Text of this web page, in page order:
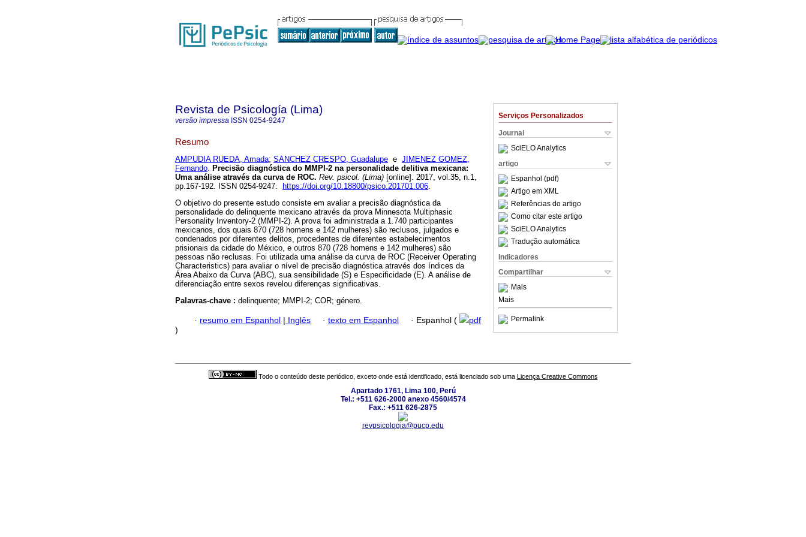
Serviços Personalizados
Journal
SciELO Analytics
artigo
Espanhol (pdf)
Artigo em XML
Referências do artigo
Como citar este artigo
SciELO Analytics
Tradução automática
Indicadores
Compartilhar
Mais
Mais
Permalink
Revista de Psicología (Lima)
versão impressa ISSN 0254-9247
Resumo
AMPUDIA RUEDA, Amada; SANCHEZ CRESPO, Guadalupe e JIMENEZ GOMEZ,
Fernando. Precisão diagnóstica do MMPI-2 na personalidade delitiva mexicana:
Uma análise através da curva de ROC. Rev. psicol. (Lima) [online]. 2017, vol.35, n.1,
pp.167-192. ISSN 0254-9247.
https://doi.org/10.18800/psico.201701.006.
O objetivo do presente estudo consiste em avaliar a precisão diagnóstica da
personalidade do delinquente mexicano através da prova Minnesota Multiphasic
Personality Inventory-2 (MMPI-2). A prova foi administrada a 1.740 participantes
mexicanos, dos quais 870 (728 homens e 142 mulheres) são reclusos, julgados e
condenados por diferentes delitos, procedentes de diferentes estabelecimentos
prisionais da cidade do México, e outros 870 (728 homens e 142 mulheres) são
pessoas não reclusas. Foi utilizada uma análise da curva de ROC (Receiver Operating
Characteristics) para avaliar o nível de precisão diagnóstica através dos índices da
Área Abaixo da Curva (ABC), sua sensibilidade (S) e Especificidade (E). A análise de
diferenciação entre sexos revelou diferenças significativas.
Palavras-chave : delinquente; MMPI-2; COR; género.
· resumo em Espanhol | Inglês · texto em Espanhol · Espanhol (
pdf
)
Todo o conteúdo deste periódico, exceto onde está identificado, está licenciado sob uma Licença Creative Commons
Apartado 1761, Lima 100, Perú
Tel.: +511 626-2000 anexo 4560/4574
Fax.: +511 626-2875
revpsicologia@pucp.edu